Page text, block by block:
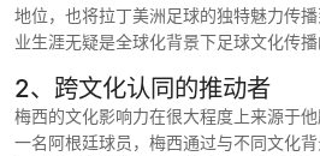
地位，也将拉丁美洲足球的独特魅力传
业生涯无疑是全球化背景下足球文化传播
2、跨文化认同的推动者
梅西的文化影响力在很大程度上来源于
一名阿根廷球员，梅西通过与不同文化